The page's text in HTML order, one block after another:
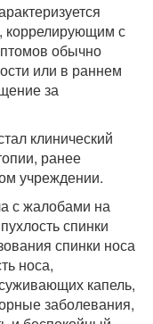
коррелирующим с
обычно
или в раннем
за
клинический
ранее
учреждении.
с жалобами на
спинки
спинки носа
носа,
капель,
заболевания,